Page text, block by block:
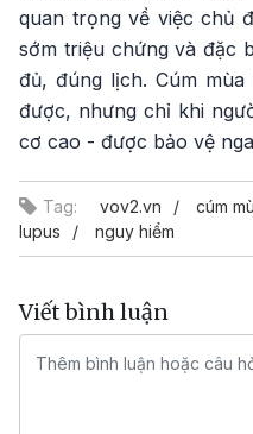
quan trọng về việc chủ
sớm triệu chứng và đặc
đủ, đúng lịch. Cúm
được, nhưng chỉ khi
cơ cao - được bảo vệ
Tag: vov2.vn cúm
lupus
nguy hiểm
Viết bình luận